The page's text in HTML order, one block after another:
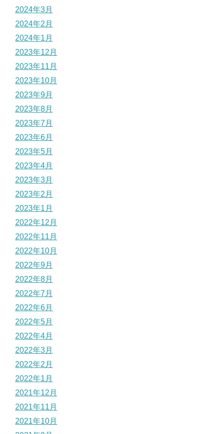
2024年3月
2024年2月
2024年1月
2023年12月
2023年11月
2023年10月
2023年9月
2023年8月
2023年7月
2023年6月
2023年5月
2023年4月
2023年3月
2023年2月
2023年1月
2022年12月
2022年11月
2022年10月
2022年9月
2022年8月
2022年7月
2022年6月
2022年5月
2022年4月
2022年3月
2022年2月
2022年1月
2021年12月
2021年11月
2021年10月